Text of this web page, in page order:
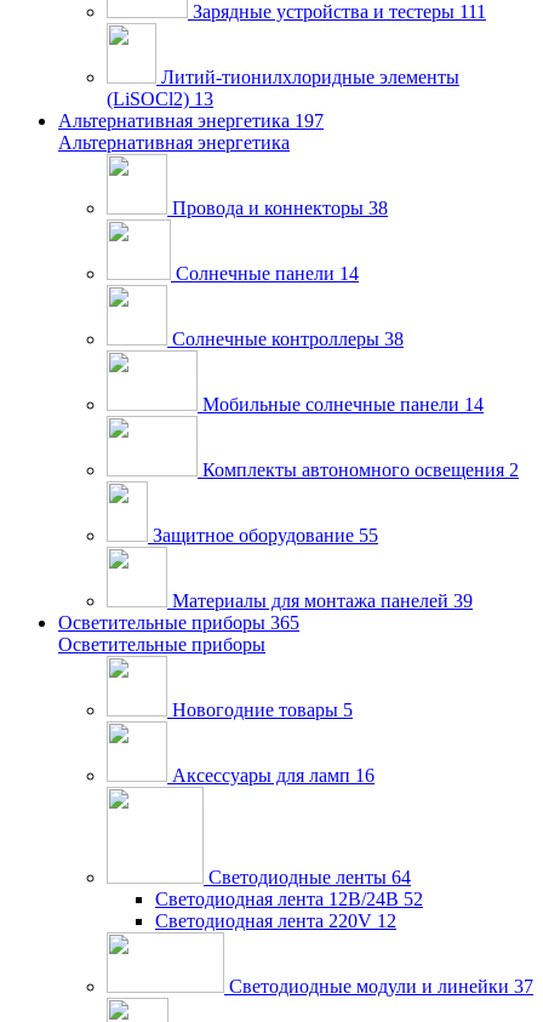
Зарядные устройства и тестеры 111
Литий-тионилхлоридные элементы
(LiSOCl2) 13
Альтернативная энергетика 197
Альтернативная энергетика
Провода и коннекторы 38
Солнечные панели 14
Солнечные контроллеры 38
Мобильные солнечные панели 14
Комплекты автономного освещения 2
Защитное оборудование 55
Материалы для монтажа панелей 39
Осветительные приборы 365
Осветительные приборы
Новогодние товары 5
Аксессуары для ламп 16
Светодиодные ленты 64
Светодиодная лента 12В/24В 52
Светодиодная лента 220V 12
Светодиодные модули и линейки 37